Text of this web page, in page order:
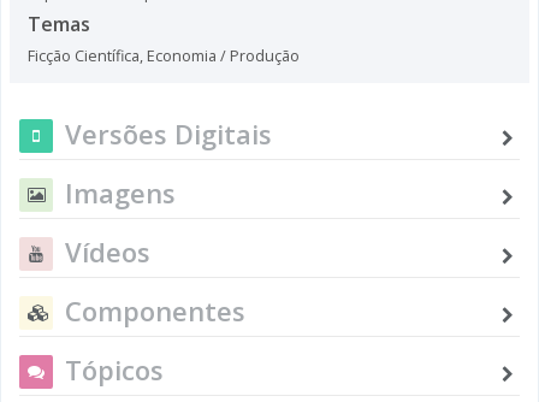
Temas
Ficção Científica, Economia / Produção
Versões Digitais
Imagens
Vídeos
Componentes
Tópicos